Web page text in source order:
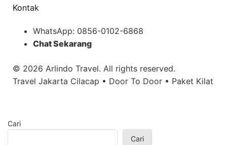
Kontak
WhatsApp: 0856-0102-6868
Chat Sekarang
© 2026 Arlindo Travel. All rights reserved.
Travel Jakarta Cilacap • Door To Door • Paket Kilat
Cari
Cari